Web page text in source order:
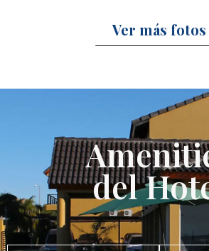
Ver más fotos
del